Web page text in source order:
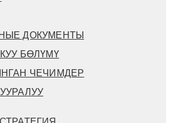
ДОКУМЕНТЫ
БӨЛҮМҮ
ЧЕЧИМДЕР